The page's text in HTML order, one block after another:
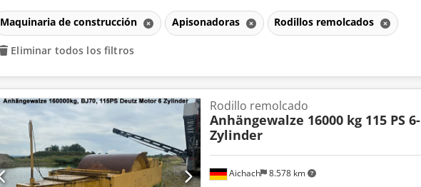
Maquinaria de construcción Apisonadoras Rodillos remolcados
Eliminar todos los filtros
Aichach 8.578 km
Rodillo remolcado
Anhängewalze 16000 kg 115 PS 6-
Zylinder